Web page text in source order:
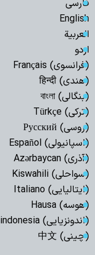
فارسی
English
العربیة
اردو
(فرانسوی) Français
(هندی) हिन्दी
(بنگالی) বাংলা
(ترکی) Türkçe
(روسی) Русский
(اسپانیولی) Español
(آذری) Azərbaycan
(سواحلی) Kiswahili
(ایتالیایی) Italiano
(هوسه) Hausa
(اندونزیایی) indonesia
(چینی) 中文